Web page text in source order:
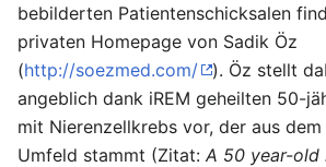
bebilderten Patientenschicksalen
privaten Homepage von Sadik Öz
(http://soezmed.com/
). Öz stellt
angeblich dank iREM geheilten 50-
mit Nierenzellkrebs vor, der aus
Umfeld stammt (Zitat: A 50 year-old